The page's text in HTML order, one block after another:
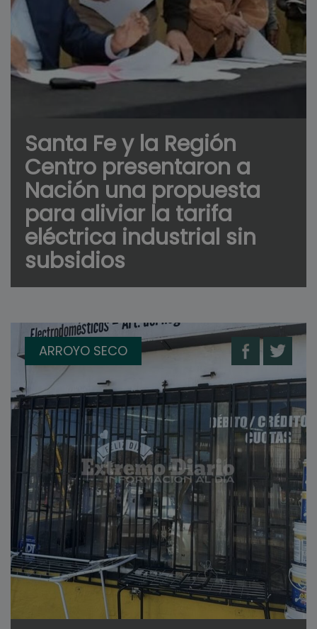
Santa Fe y la Región
Centro presentaron a
Nación una propuesta
para aliviar la tarifa
eléctrica industrial sin
subsidios
ARROYO SECO